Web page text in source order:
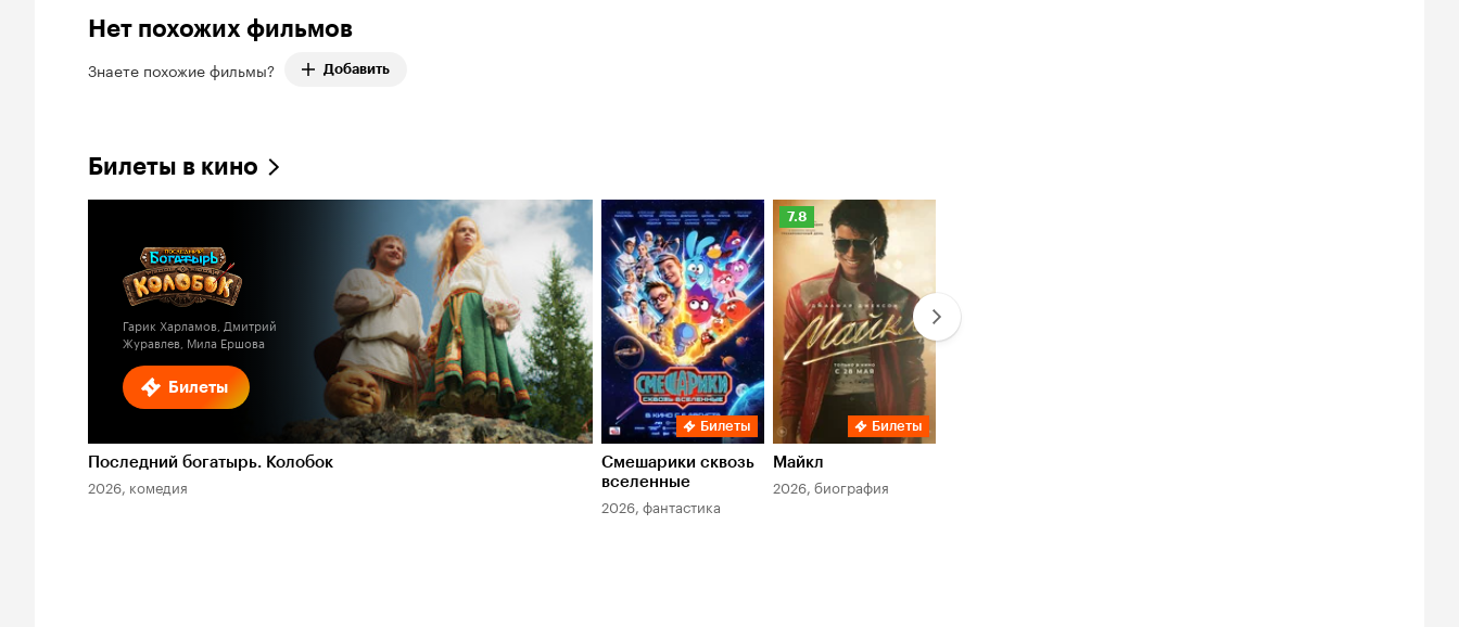
Нет похожих фильмов
Знаете похожие фильмы? Добавить
Билеты в кино
Билеты
Гарик Харламов, Дмитрий
Журавлев, Мила Ершова
Последний богатырь. Колобок
2026, комедия
Билеты
Смешарики сквозь
вселенные
2026, фантастика
Рейтинг
Кинопоиска
7.8
Билеты
Майкл
2026, биография